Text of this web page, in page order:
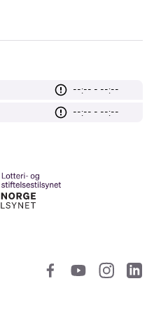
--:-- - --:--
--:-- - --:--